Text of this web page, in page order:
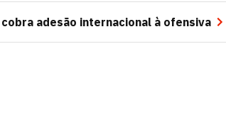
adesão internacional à ofensiva